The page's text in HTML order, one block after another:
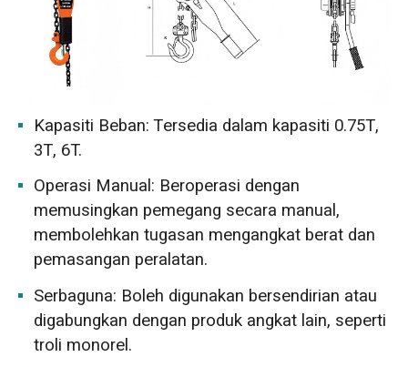
Kapasiti Beban: Tersedia dalam kapasiti 0.75T,
3T, 6T.
Operasi Manual: Beroperasi dengan
memusingkan pemegang secara manual,
membolehkan tugasan mengangkat berat dan
pemasangan peralatan.
Serbaguna: Boleh digunakan bersendirian atau
digabungkan dengan produk angkat lain, seperti
troli monorel.